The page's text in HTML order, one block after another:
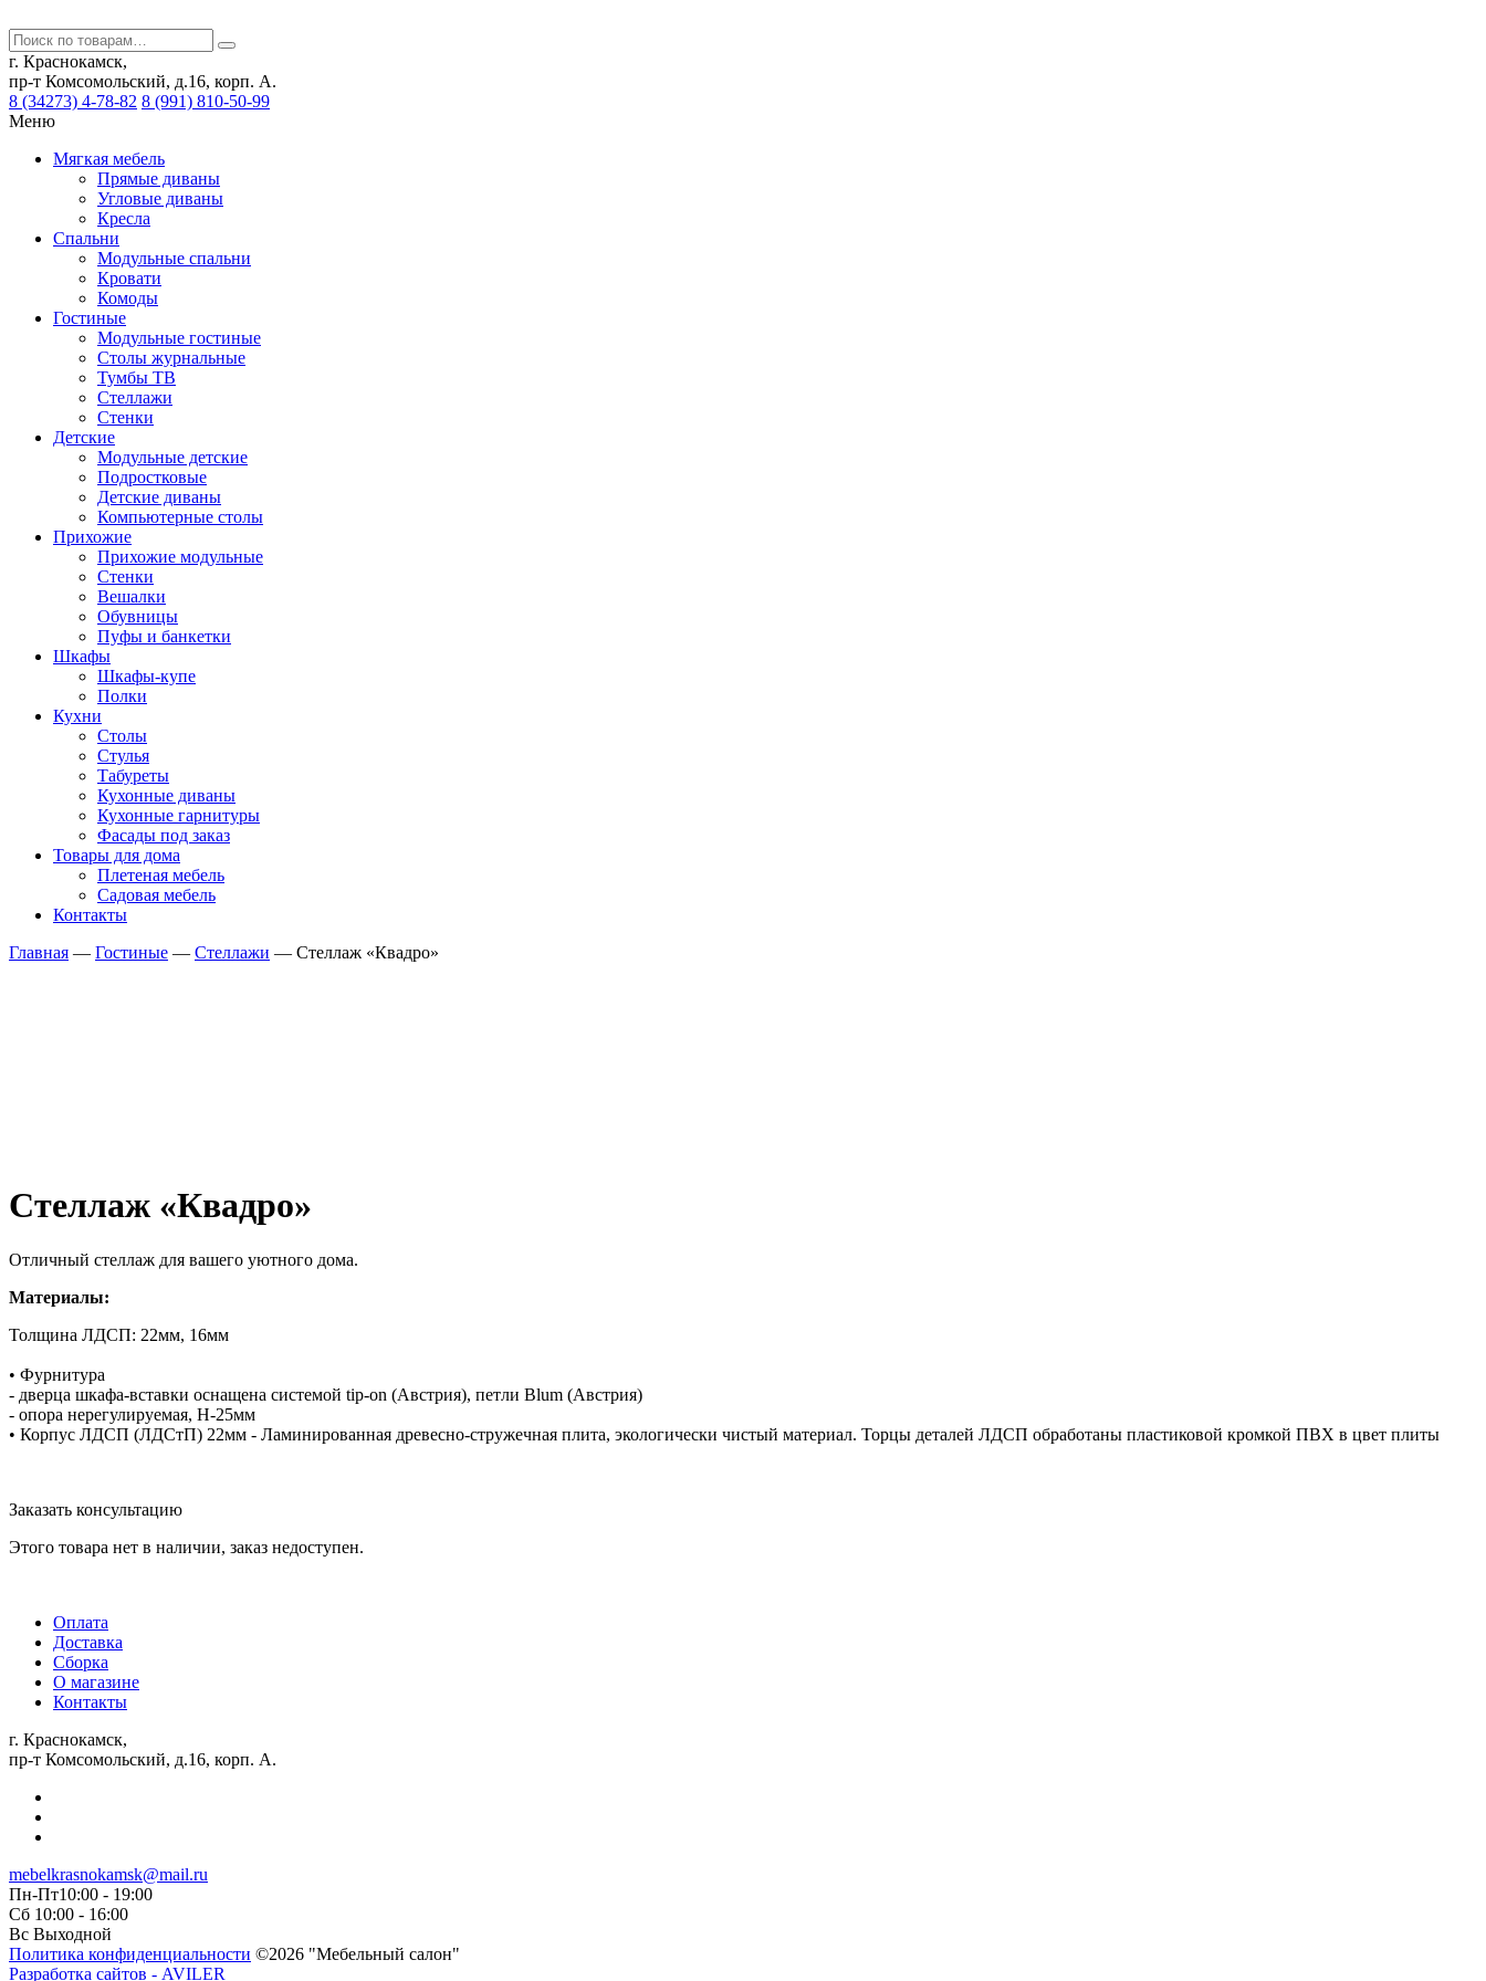
г. Краснокамск,
пр-т Комсомольский, д.16, корп. А.
8 (34273) 4-78-82 8 (991) 810-50-99
Меню
Мягкая мебель
Прямые диваны
Угловые диваны
Кресла
Спальни
Модульные спальни
Кровати
Комоды
Гостиные
Модульные гостиные
Столы журнальные
Тумбы ТВ
Стеллажи
Стенки
Детские
Модульные детские
Подростковые
Детские диваны
Компьютерные столы
Прихожие
Прихожие модульные
Стенки
Вешалки
Обувницы
Пуфы и банкетки
Шкафы
Шкафы-купе
Полки
Кухни
Столы
Стулья
Табуреты
Кухонные диваны
Кухонные гарнитуры
Фасады под заказ
Товары для дома
Плетеная мебель
Садовая мебель
Контакты
Главная — Гостиные — Стеллажи — Стеллаж «Квадро»
Стеллаж «Квадро»
Отличный стеллаж для вашего уютного дома.
Материалы:
Толщина ЛДСП: 22мм, 16мм
• Фурнитура
- дверца шкафа-вставки оснащена cистемой tip-on (Австрия), петли Blum (Австрия)
- опора нерегулируемая, H-25мм
• Корпус ЛДСП (ЛДСтП) 22мм - Ламинированная древесно-стружечная плита, экологически чистый материал. Торцы деталей ЛДСП обработаны пластиковой кромкой ПВХ в цвет плиты
Заказать консультацию
Этого товара нет в наличии, заказ недоступен.
Оплата
Доставка
Сборка
О магазине
Контакты
г. Краснокамск,
пр-т Комсомольский, д.16, корп. А.
mebelkrasnokamsk@mail.ru
Пн-Пт10:00 - 19:00
Сб 10:00 - 16:00
Вс Выходной
Политика конфиденциальности ©2026 "Мебельный салон"
Разработка сайтов - AVILER